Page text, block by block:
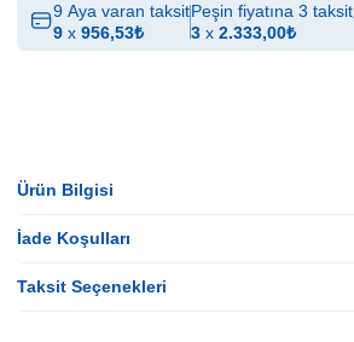
9 Aya varan taksit
9 x 956,53₺
Peşin fiyatına 3 taksit
3 x 2.333,00₺
Ürün Bilgisi
İade Koşulları
Taksit Seçenekleri